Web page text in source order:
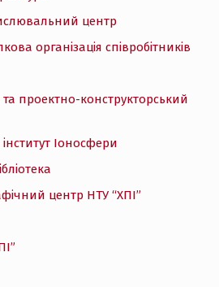
центр
організація співробітників
проектно-конструкторський
Іоносфери
центр НТУ “ХПІ”